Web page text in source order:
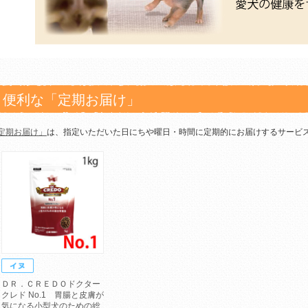
便利な「定期お届け」
期お届け」 は、指定いただいた日にちや曜日・時間に定期的にお届けするサービ
ＤＲ．ＣＲＥＤＯドクター
クレド No.1 胃腸と皮膚が
気になる小型犬のための総